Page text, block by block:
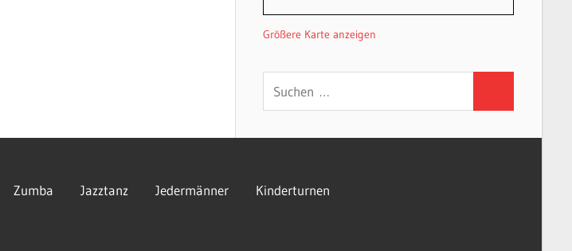
Größere Karte anzeigen
Zumba Jazztanz Jedermänner Kinderturnen